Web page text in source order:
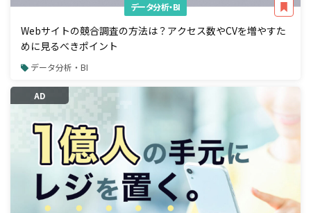
データ分析・BI
Webサイトの競合調査の方法は？アクセス数やCVを増やすた
めに見るべきポイント
データ分析・BI
AD